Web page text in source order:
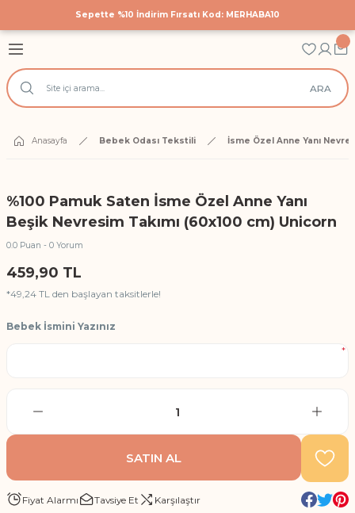
Sepette %10 İndirim Fırsatı Kod: MERHABA10
Geri Dön
Çıkış Seti
Geri Dön
Nevresim Takımları
Nevresim Takımları
Nevresim Takımları
Geri Dön
Bodyler
Doğum Günü Body ve Tulumlar
ARA
Anasayfa Bebek Odası Tekstili İsme Özel Anne Yanı
%100 Pamuk Saten İsme Özel Anne Yanı
Beşik Nevresim Takımı (60x100 cm) Unicorn
0.0 Puan - 0 Yorum
459,90 TL
*49,24 TL den başlayan taksitlerle!
Bebek İsmini Yazınız
*
SATIN AL
Fiyat Alarmı Tavsiye Et Karşılaştır